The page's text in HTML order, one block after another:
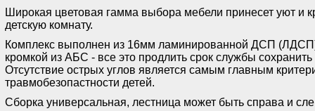
Широкая цветовая гамма выбора мебели принесет уют и
детскую комнату.
Комплекс выполнен из 16мм ламинированной ДСП
кромкой из АБС - все это продлить срок службы
Отсутствие острых углов является самым главным
травмобезопастности детей.
Сборка универсальная, лестница может быть справа и